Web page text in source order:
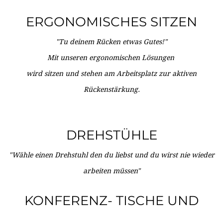
ERGONOMISCHES SITZEN
"Tu deinem Rücken etwas Gutes!"
Mit unseren ergonomischen Lösungen
wird sitzen und stehen am Arbeitsplatz zur aktiven
Rückenstärkung.
DREHSTÜHLE
"Wähle einen Drehstuhl den du liebst und du wirst nie wieder
arbeiten müssen"
KONFERENZ- TISCHE UND